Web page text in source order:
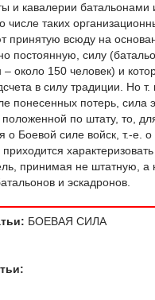
и кавалерии батальонами
числе таких
принятую всюду на
постоянную, силу
– около 150 человек) и
в силу традиции. Но т.
понесенных потерь, сила
положенной по штату, то,
о Боевой силе войск, т.-е.
принимая не штатную, а
и эскадронов.
БОЕВАЯ СИЛА